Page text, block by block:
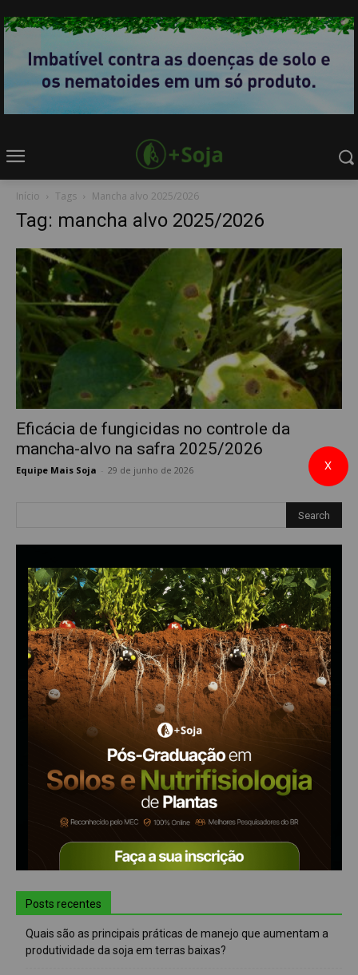
Início Tags Mancha alvo 2025/2026
Tag: mancha alvo 2025/2026
Eficácia de fungicidas no controle da
mancha-alvo na safra 2025/2026
Equipe Mais Soja 29 de junho de 2026
Posts recentes
Quais são as principais práticas de manejo que aumentam a
produtividade da soja em terras baixas?
X